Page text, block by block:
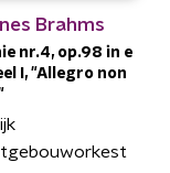
Brahms
nr.4, op.98 in e
I, "Allegro non